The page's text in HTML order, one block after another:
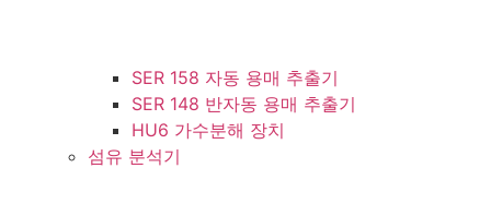
SER 158 자동 용매 추출기
SER 148 반자동 용매 추출기
HU6 가수분해 장치
섬유 분석기